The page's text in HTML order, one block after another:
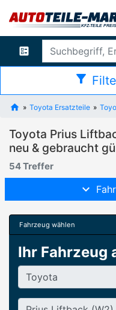
ballot
filter_alt
Toyota Ersatzteile
Toyota Prius
neu & gebraucht
54 Treffer
Fahrzeug wählen
Ihr Fahrzeug
Hersteller
Baureihe